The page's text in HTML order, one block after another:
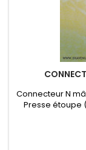
Connecteur N
Presse étoupe